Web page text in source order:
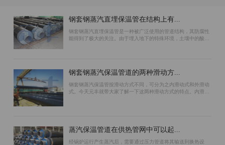
钢套钢蒸汽直埋保温管在结构上有...
钢套钢蒸汽直埋保温管是一种被广泛使用的管道结构，其防腐性
能得到了极大的关注。由于埋入地下的特殊环境，土壤中的酸碱
钢套钢蒸汽保温管道的两种滑动方...
钢套钢蒸汽保温管按滑动方式不同，可分为之内滑动式和外滑动
式。今天元丰就带大家了解一下这两种滑动方式的特点。内滑动
蒸汽保温管道在供热管网中可以起...
经锅炉运行产生蒸汽后，需要通过压力管道将其输送到换热设